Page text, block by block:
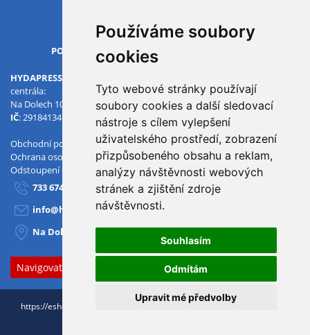
Používáme soubory
cookies
Tyto webové stránky používají
soubory cookies a další sledovací
nástroje s cílem vylepšení
uživatelského prostředí, zobrazení
přizpůsobeného obsahu a reklam,
analýzy návštěvnosti webových
stránek a zjištění zdroje
návštěvnosti.
Souhlasím
Odmítám
Upravit mé předvolby
OTVÍRACÍ DOBA
PO-PÁ
HYDAPRESS CZ s.r.o.
centrála:
Na Dolech 109 586 01 Jihlava
IČ: 29184134 : CZ29184134
Obchodní podmínky
Ochrana osobních údajů
Odstoupení od smlouvy
733 674 293
info@hydapress.cz
Na Dolech 109, Jihlava
Navigovat sem
https://eshop.hydapress.cz © 2026